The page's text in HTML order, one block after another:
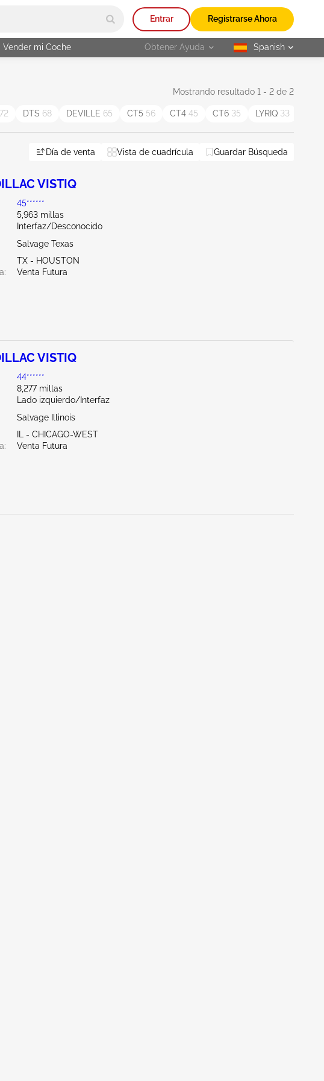
Entrar Registrarse Ahora
Vender mi Coche Obtener Ayuda selected
Spanish
Mostrando resultado 1 - 2 de 2
72 DTS 68 DEVILLE 65 CT5 56 CT4 45 CT6 35 LYRIQ 33
Día de venta Vista de cuadrícula Guardar Búsqueda
VISTIQ
45******
5,963 millas
Interfaz/Desconocido
Salvage Texas
TX - HOUSTON
Venta Futura
VISTIQ
44******
8,277 millas
Lado izquierdo/Interfaz
Salvage Illinois
IL - CHICAGO-WEST
Venta Futura